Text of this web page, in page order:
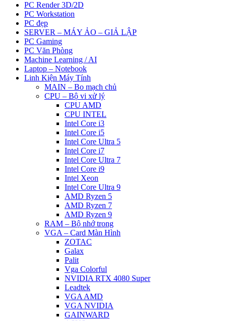
PC Render 3D/2D
PC Workstation
PC đẹp
SERVER – MÁY ẢO – GIẢ LẬP
PC Gaming
PC Văn Phòng
Machine Learning / AI
Laptop – Notebook
Linh Kiện Máy Tính
MAIN – Bo mạch chủ
CPU – Bộ vi xử lý
CPU AMD
CPU INTEL
Intel Core i3
Intel Core i5
Intel Core Ultra 5
Intel Core i7
Intel Core Ultra 7
Intel Core i9
Intel Xeon
Intel Core Ultra 9
AMD Ryzen 5
AMD Ryzen 7
AMD Ryzen 9
RAM – Bộ nhớ trong
VGA – Card Màn Hình
ZOTAC
Galax
Palit
Vga Colorful
NVIDIA RTX 4080 Super
Leadtek
VGA AMD
VGA NVIDIA
GAINWARD